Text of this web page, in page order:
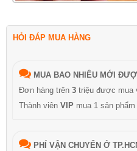
HỎI ĐÁP MUA HÀNG
MUA BAO NHIÊU MỚI
Đơn hàng trên 3 triệu được mua
Thành viên VIP mua 1 sản
PHÍ VẬN CHUYỂN Ở